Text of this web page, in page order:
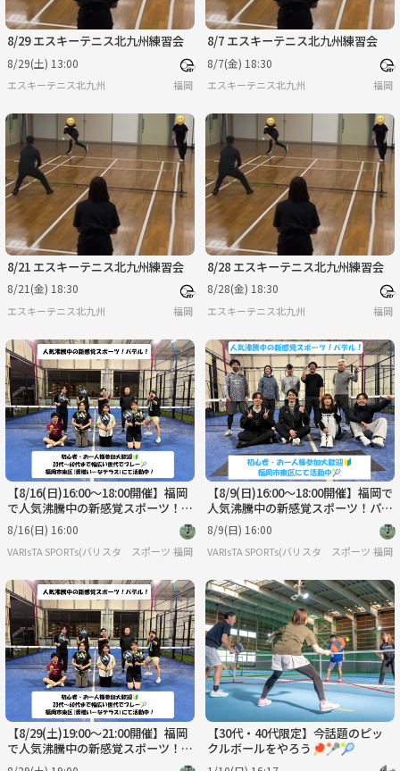
8/29 エスキーテニス北九州練習会
8/29(土) 13:00
エスキーテニス北九州 福岡
8/7 エスキーテニス北九州練習会
8/7(金) 18:30
エスキーテニス北九州 福岡
8/21 エスキーテニス北九州練習会
8/21(金) 18:30
エスキーテニス北九州 福岡
8/28 エスキーテニス北九州練習会
8/28(金) 18:30
エスキーテニス北九州 福岡
【8/16(日)16:00～18:00開催】福岡
で人気沸騰中の新感覚スポーツ！パ
デル！【初心者・お一人様参加大歓
迎】
8/16(日) 16:00
VARIsTA SPORTs(バリスタ スポーツ)福岡
【8/9(日)16:00～18:00開催】福岡で
人気沸騰中の新感覚スポーツ！パデ
ル！【初心者・お一人様参加大歓
迎】
8/9(日) 16:00
VARIsTA SPORTs(バリスタ スポーツ)福岡
【8/29(土)19:00～21:00開催】福岡
で人気沸騰中の新感覚スポーツ！パ
デル！【初心者・お一人様参加大歓
【30代・40代限定】今話題のピッ
クルボールをやろう🏓🥍🎾